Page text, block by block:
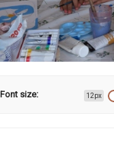
Font size: 12px